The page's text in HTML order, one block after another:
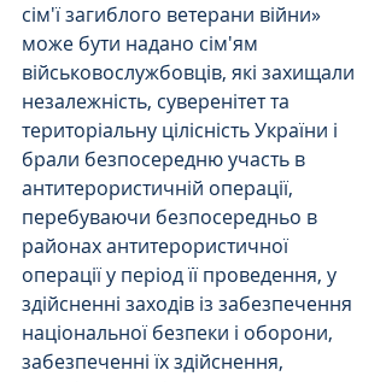
сім'ї загиблого ветерани війни»
може бути надано сім'ям
військовослужбовців, які захищали
незалежність, суверенітет та
територіальну цілісність України і
брали безпосередню участь в
антитерористичній операції,
перебуваючи безпосередньо в
районах антитерористичної
операції у період її проведення, у
здійсненні заходів із забезпечення
національної безпеки і оборони,
забезпеченні їх здійснення,